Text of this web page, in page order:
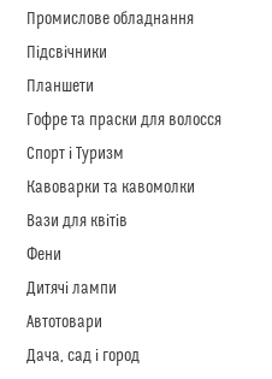
Промислове обладнання
Підсвічники
Планшети
Гофре та праски для волосся
Спорт і Туризм
Кавоварки та кавомолки
Вази для квітів
Фени
Дитячі лампи
Автотовари
Дача, сад і город